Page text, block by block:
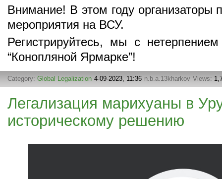
Внимание! В этом году организаторы
мероприятия на ВСУ.
Регистрируйтесь, мы с
“Конопляной Ярмарке”!
Category: Global Legalization 4-09-2023, 11:36 n.b.a.13kharkov Views:
Легализация марихуаны в
историческому решению